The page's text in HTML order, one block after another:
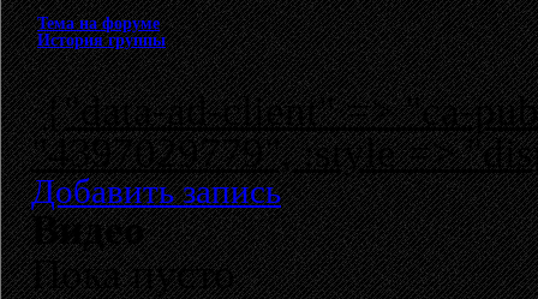
Тема на форуме
История группы
{"data-ad-client" => "ca-
"4397029779", :style =>
Добавить запись
Видео
Пока пусто